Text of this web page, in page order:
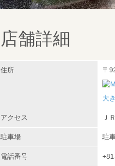
店舗詳細
住所 〒
大
アクセス Ｊ
駐車場 駐
電話番号